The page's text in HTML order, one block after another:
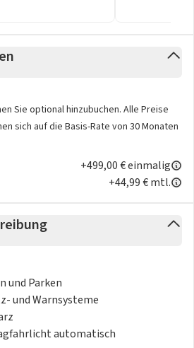
Sie optional hinzubuchen. Alle Preise
sich auf die Basis-Rate von 30 Monaten
+499,00 € einmalig
+44,99 € mtl.
und Parken
und Warnsysteme
automatisch